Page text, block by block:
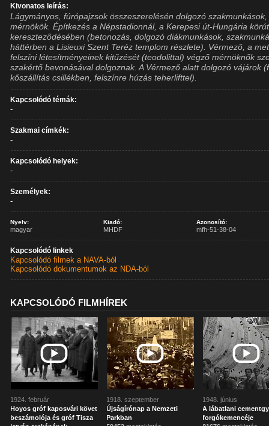
Kivonatos leírás:
Lágymányos, fúrópajzsok összeszerelésén dolgozó szakmunkások,
mérnökök. Építkezés a Népstadionnál, a Kerepesi út-Hungária körút
kereszteződésében (betonozás, dolgozó diákmunkások,
háttérben a Lisieuxi Szent Teréz templom részlete). Vérmező, a
felszíni létesítményeinek kitűzését (teodolittal) végző mérnöknők
szakértő bevonásával dolgoznak. A Vérmező alatt dolgozó vájárok
kőszállítás csillékben, felszínre húzás teherlifttel).
Kapcsolódó témák:
-
Szakmai címkék:
-
Kapcsolódó helyek:
-
Személyek:
-
Nyelv:
magyar
Kiadó:
MHDF
Azonosító:
mfh-51-38-04
Kapcsolódó linkek
Kapcsolódó filmek a NAVA-ból
Kapcsolódó dokumentumok az NDA-ból
KAPCSOLÓDÓ FILMHÍREK
1924. február
Hoyos gróf kaposvári követ
beszámolója és gróf Tisza
1918. szeptember
Újságírónap a Nemzeti
Parkban
1948. június
A lábatlani
forgókemencéje